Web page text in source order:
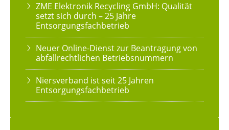
ZME Elektronik Recycling GmbH: Qualität
setzt sich durch – 25 Jahre
Entsorgungsfachbetrieb
Neuer Online-Dienst zur Beantragung von
abfallrechtlichen Betriebsnummern
Niersverband ist seit 25 Jahren
Entsorgungsfachbetrieb